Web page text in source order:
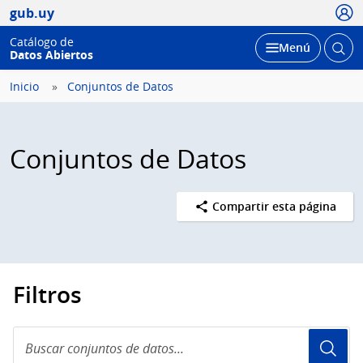
gub.uy
Catálogo de
Datos Abiertos
Desplegar
Menú Abrir
Inicio Conjuntos de Datos
Conjuntos de Datos
Compartir esta página
Filtros
conjuntos